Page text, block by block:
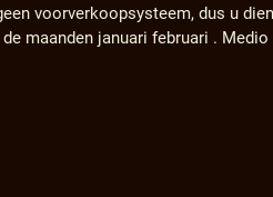
voorverkoopsysteem, dus u
maanden januari februari .